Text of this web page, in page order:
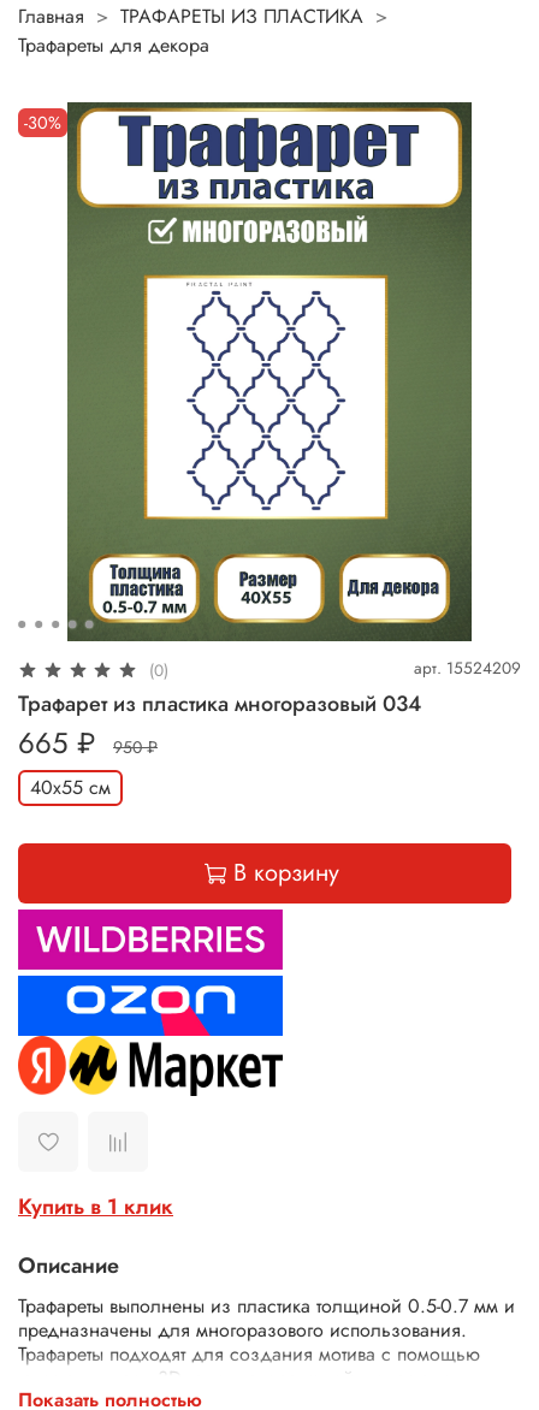
Главная
ТРАФАРЕТЫ ИЗ ПЛАСТИКА
Трафареты для декора
-30%
(0) арт. 15524209
Трафарет из пластика многоразовый 034
665 ₽ 950 ₽
40х55 см
В корзину
Купить в 1 клик
Описание
Трафареты выполнены из пластика толщиной 0.5-0.7 мм и
предназначены для многоразового использования.
Трафареты подходят для создания мотива с помощью
текстурных паст, 3D геля, декоративной штукатурки,
шпатлевки. Трафареты подходят для декора различных
Показать полностью